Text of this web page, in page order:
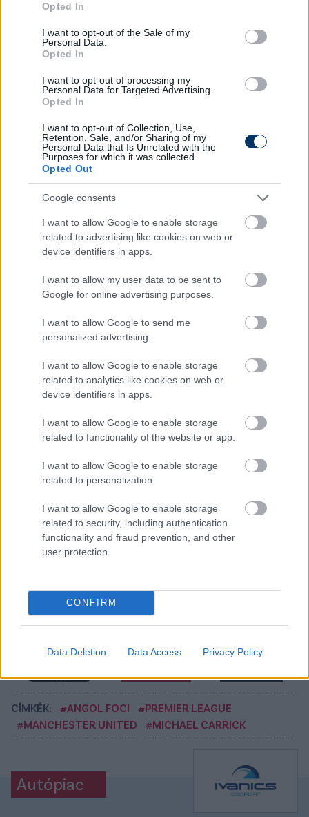
use your data for below specified purposes in below Google
consent section.
Opted In
I want to opt-out of the Sale of my
Personal Data.
Opted In
I want to opt-out of processing my
Personal Data for Targeted Advertising.
Opted In
I want to opt-out of Collection, Use,
Retention, Sale, and/or Sharing of my
Personal Data that Is Unrelated with the
Purposes for which it was collected.
Opted Out
Google consents
I want to allow Google to enable storage
related to advertising like cookies on web or
device identifiers in apps.
I want to allow my user data to be sent to
Google for online advertising purposes.
I want to allow Google to send me
personalized advertising.
I want to allow Google to enable storage
related to analytics like cookies on web or
device identifiers in apps.
I want to allow Google to enable storage
related to functionality of the website or app.
I want to allow Google to enable storage
related to personalization.
I want to allow Google to enable storage
related to security, including authentication
functionality and fraud prevention, and other
user protection.
CONFIRM
Data Deletion Data Access Privacy Policy
A Lokomotiv Moszkva sportigazgatói posztjáról
tanácsadói szerepkörben marad az MU kötelékében.
A 63 éves, tapasztalt tréner korábban a
Bundesligában egyebek mellett irányította az RB
Leipziget, a Schalkét és a Stuttgartot, nem
mellékesen pedig olyan ismert fiatal kollégákat
mentorált, mint a Bajnokok Ligája-győztes Chelsea-
t vezető Thomas Tuchel, illetve a Liverpoolt irányító
Jürgen Klopp. (MTI/csakfoci.hu)
Olvastad már?
Premier League: Ronaldo az Arsenal
elleni duplájával megszerezte karrierje
801 gólját, a Tottenham simázott -
eredmények, videók
Cristiano Ronaldo 801-re növelte pályafutása
góljainak számát, miután ötszörös aranylabdás
portugál klasszis duplázott a Manchester United
színeiben az Arsenal elleni rangadón csütörtök este.
Elolvasom
között legyen a Google-találatokban
Tetszett a cikk? Megosztanád?
CÍMKÉK: #ANGOL FOCI
#PREMIER LEAGUE
#MANCHESTER UNITED
#MICHAEL CARRICK
Autópiac